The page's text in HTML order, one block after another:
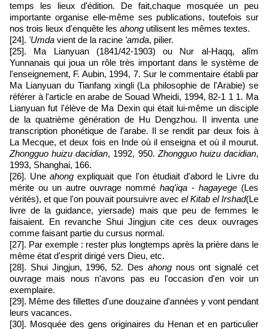
temps les lieux d'édition. De fait,chaque mosquée un peu
importante organise elle-même ses publications, toutefois sur
nos trois lieux d'enquête les ahong utilisent les mêmes textes.
[24]. 'Umda vient de la racine 'amda, pilier.
[25]. Ma Lianyuan (1841/42-1903) ou Nur al-Haqq, alîm
Yunnanais qui joua un rôle très important dans le système de
l'enseignement, F. Aubin, 1994, 7. Sur le commentaire établi par
Ma Lianyuan du Tianfang xingli (La philosophie de l'Arabie) se
référer à l'article en arabe de Souad Wheidi, 1994, 82-1 1 1. Ma
Lianyuan fut l'élève de Ma Dexin qui était lui-même un disciple
de la quatrième génération de Hu Dengzhou. Il inventa une
transcription phonétique de l'arabe. Il se rendit par deux fois à
La Mecque, et deux fois en Inde où il enseigna et où il mourut.
Zhongguo huizu dacidian, 1992, 950. Zhongguo huizu dacidian,
1993, Shanghai, 166.
[26]. Uneahong expliquait que l'on étudiait d'abord le Livre du
mérite ou un autre ouvrage nommé haq'iqa - hagayege (Les
vérités), et que l'on pouvait poursuivre avec el Kitab el Irshad(Le
livre de la guidance, yiersade) mais que peu de femmes le
faisaient. En revanche Shui Jingjun cite ces deux ouvrages
comme faisant partie du cursus normal.
[27]. Par exemple : rester plus longtemps après la prière dans le
même état d'esprit dirigé vers Dieu, etc.
[28]. Shui Jingjun, 1996, 52. Des ahongnous ont signalé cet
ouvrage mais nous n'avons pas eu l'occasion d'en voir un
exemplaire.
[29]. Même des fillettes d'une douzaine d'années y vont pendant
leurs vacances.
[30]. Mosquée des gens originaires du Henan et en particulier